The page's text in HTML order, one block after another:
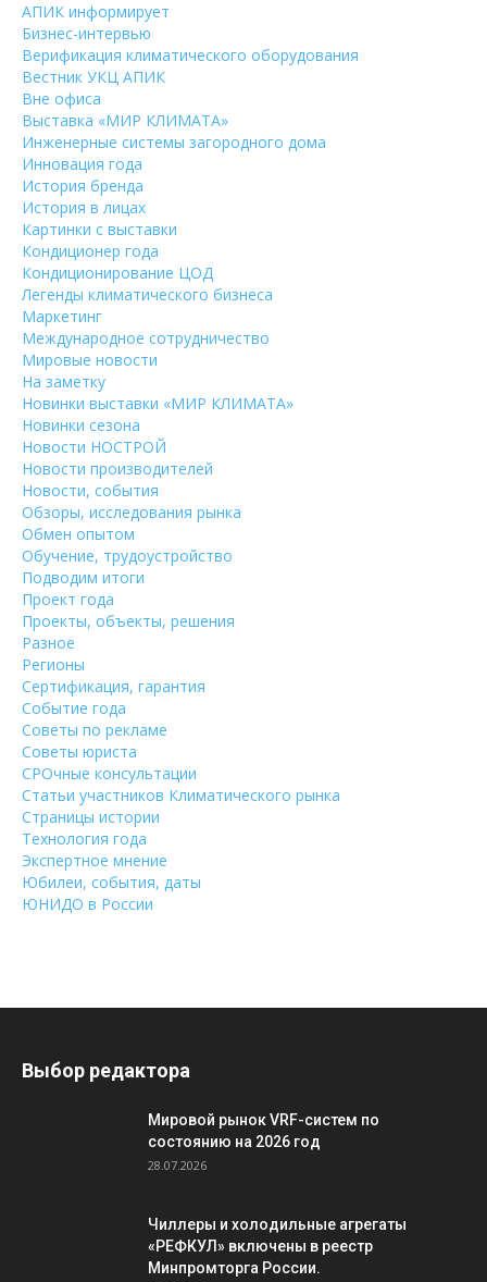
АПИК информирует
Бизнес-интервью
Верификация климатического оборудования
Вестник УКЦ АПИК
Вне офиса
Выставка «МИР КЛИМАТА»
Инженерные системы загородного дома
Инновация года
История бренда
История в лицах
Картинки с выставки
Кондиционер года
Кондиционирование ЦОД
Легенды климатического бизнеса
Маркетинг
Международное сотрудничество
Мировые новости
На заметку
Новинки выставки «МИР КЛИМАТА»
Новинки сезона
Новости НОСТРОЙ
Новости производителей
Новости, события
Обзоры, исследования рынка
Обмен опытом
Обучение, трудоустройство
Подводим итоги
Проект года
Проекты, объекты, решения
Разное
Регионы
Сертификация, гарантия
Событие года
Советы по рекламе
Советы юриста
СРОчные консультации
Статьи участников Климатического рынка
Страницы истории
Технология года
Экспертное мнение
Юбилеи, события, даты
ЮНИДО в России
Выбор редактора
Мировой рынок VRF-систем по
состоянию на 2026 год
28.07.2026
Чиллеры и холодильные агрегаты
«РЕФКУЛ» включены в реестр
Минпромторга России.